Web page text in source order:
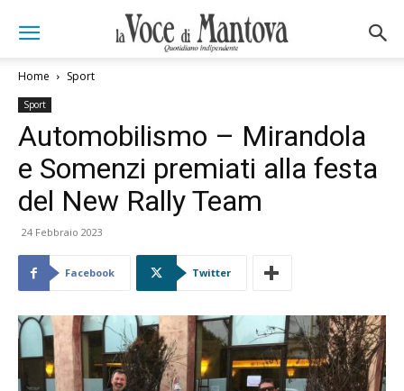
Home Sport
Sport
Automobilismo – Mirandola
e Somenzi premiati alla festa
del New Rally Team
24 Febbraio 2023
Facebook Twitter